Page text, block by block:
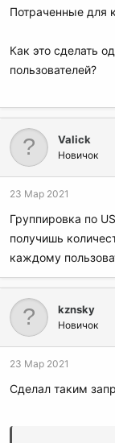
Потраченные для
Как это сделать
пользователей?
Valick
Новичок
23 Мар 2021
Группировка по
получишь
каждому
kznsky
Новичок
23 Мар 2021
Сделал таким